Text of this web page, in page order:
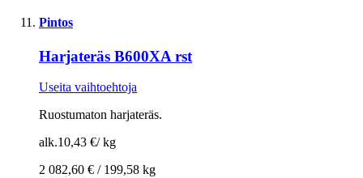
Pintos
Harjateräs B600XA rst
Useita vaihtoehtoja
Ruostumaton harjateräs.
alk.10,43 €/ kg
2 082,60 € / 199,58 kg